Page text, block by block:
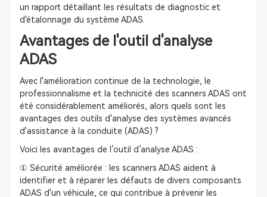
un rapport détaillant les résultats de diagnostic et
d'étalonnage du système ADAS.
Avantages de l'outil d'analyse
ADAS
Avec l'amélioration continue de la technologie, le
professionnalisme et la technicité des scanners ADAS ont
été considérablement améliorés, alors quels sont les
avantages des outils d'analyse des systèmes avancés
d'assistance à la conduite (ADAS) ?
Voici les avantages de l’outil d’analyse ADAS :
① Sécurité améliorée : les scanners ADAS aident à
identifier et à réparer les défauts de divers composants
ADAS d'un véhicule, ce qui contribue à prévenir les